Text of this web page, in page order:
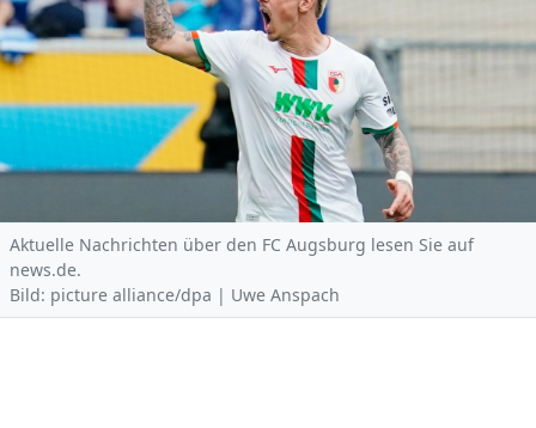
Aktuelle Nachrichten über den FC Augsburg lesen Sie auf
news.de.
Bild: picture alliance/dpa | Uwe Anspach